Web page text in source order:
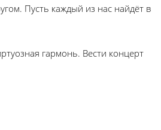
Пусть каждый из нас найдёт в
гармонь. Вести концерт